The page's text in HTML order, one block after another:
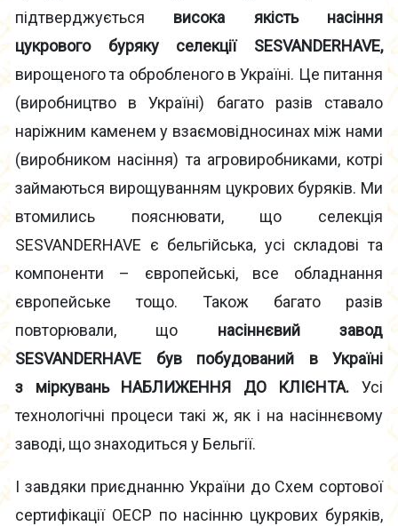
підтверджується висока якість насіння
цукрового буряку селекції SESVANDERHAVE,
вирощеного та обробленого в Україні. Це питання
(виробництво в Україні) багато разів ставало
наріжним каменем у взаємовідносинах між нами
(виробником насіння) та агровиробниками, котрі
займаються вирощуванням цукрових буряків. Ми
втомились пояснювати, що селекція
SESVANDERHAVE є бельгійська, усі складові та
компоненти – європейські, все обладнання
європейське тощо. Також багато разів
повторювали, що насіннєвий завод
SESVANDERHAVE був побудований в Україні
з міркувань НАБЛИЖЕННЯ ДО КЛІЄНТА. Усі
технологічні процеси такі ж, як і на насіннєвому
заводі, що знаходиться у Бельгії.
І завдяки приєднанню України до Схем сортової
сертифікації ОЕСР по насінню цукрових буряків,